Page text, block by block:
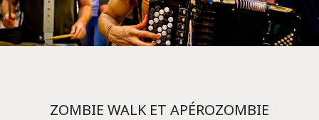
ZOMBIE WALK ET APÉROZOMBIE